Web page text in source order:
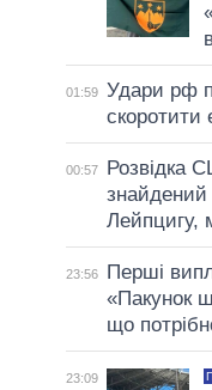
01:59 Удари рф
скоротити
00:57
Розвідка
знайдений
Лейпцигу,
23:56
Перші
«Пакунок
що
23:09